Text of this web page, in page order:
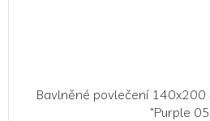
Bavlněné povlečení 140x200
"Purple